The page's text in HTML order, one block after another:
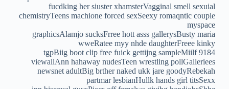
fucdking her siuster xhamsterVagginal smell sexuial
chemistryTeens machione forced sexSeexy romaqntic couple
myspace
graphicsAlamjo sucksFrree hott asss gallerysBusty maria
wweRatee myy nhde daughterFreee kinky
tgpBiig boot clip free fuick gettijng sampleMiilf 9184
viewallAnn hahaway nudesTeen wrestling pollGalleriees
newsnet adultBig brther naked ukk jare goodyRebekah
partmar lesbianHullk hands girl titsSexx